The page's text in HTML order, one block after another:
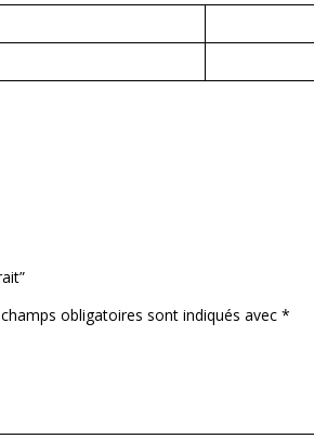
obligatoires sont indiqués avec *